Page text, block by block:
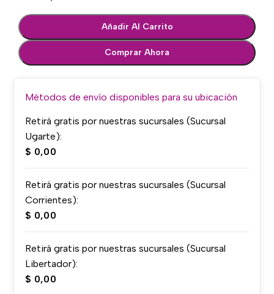
Añadir Al Carrito
Comprar Ahora
Métodos de envío disponibles para su ubicación
Retirá gratis por nuestras sucursales (Sucursal
Ugarte):
$ 0,00
Retirá gratis por nuestras sucursales (Sucursal
Corrientes):
$ 0,00
Retirá gratis por nuestras sucursales (Sucursal
Libertador):
$ 0,00